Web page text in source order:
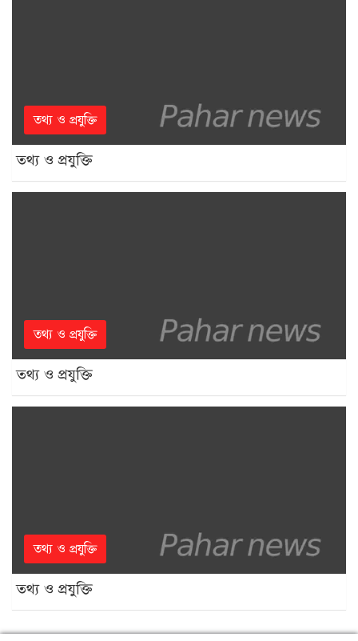
তথ্য ও প্রযুক্তি
তথ্য ও প্রযুক্তি
তথ্য ও প্রযুক্তি
তথ্য ও প্রযুক্তি
তথ্য ও প্রযুক্তি
তথ্য ও প্রযুক্তি